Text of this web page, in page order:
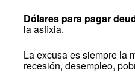
Dólares para pagar
la asfixia.
La excusa es siempre la
recesión, desempleo,